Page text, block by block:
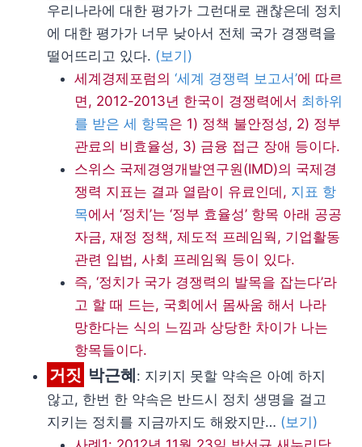
우리나라에 대한 평가가 그런대로 괜찮은데 정치
에 대한 평가가 너무 낮아서 전체 국가 경쟁력을
떨어뜨리고 있다. (보기)
세계경제포럼의 ‘세계 경쟁력 보고서’에 따르
면, 2012-2013년 한국이 경쟁력에서 최하위
를 받은 세 항목은 1) 정책 불안정성, 2) 정부
관료의 비효율성, 3) 금융 접근 장애 등이다.
스위스 국제경영개발연구원(IMD)의 국제경
쟁력 지표는 결과 열람이 유료인데, 지표 항
목에서 ‘정치’는 ‘정부 효율성’ 항목 아래 공공
자금, 재정 정책, 제도적 프레임웍, 기업활동
관련 입법, 사회 프레임웍 등이 있다.
즉, ‘정치가 국가 경쟁력의 발목을 잡는다’라
고 할 때 드는, 국회에서 몸싸움 해서 나라
망한다는 식의 느낌과 상당한 차이가 나는
항목들이다.
거짓 박근혜: 지키지 못할 약속은 아예 하지
않고, 한번 한 약속은 반드시 정치 생명을 걸고
지키는 정치를 지금까지도 해왔지만… (보기)